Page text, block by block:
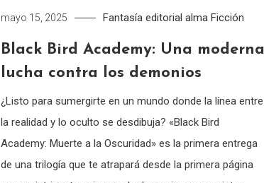
mayo 15, 2025 Fantasía editorial alma Ficción
Black Bird Academy: Una moderna
lucha contra los demonios
¿Listo para sumergirte en un mundo donde la línea entre
la realidad y lo oculto se desdibuja? «Black Bird
Academy: Muerte a la Oscuridad» es la primera entrega
de una trilogía que te atrapará desde la primera página